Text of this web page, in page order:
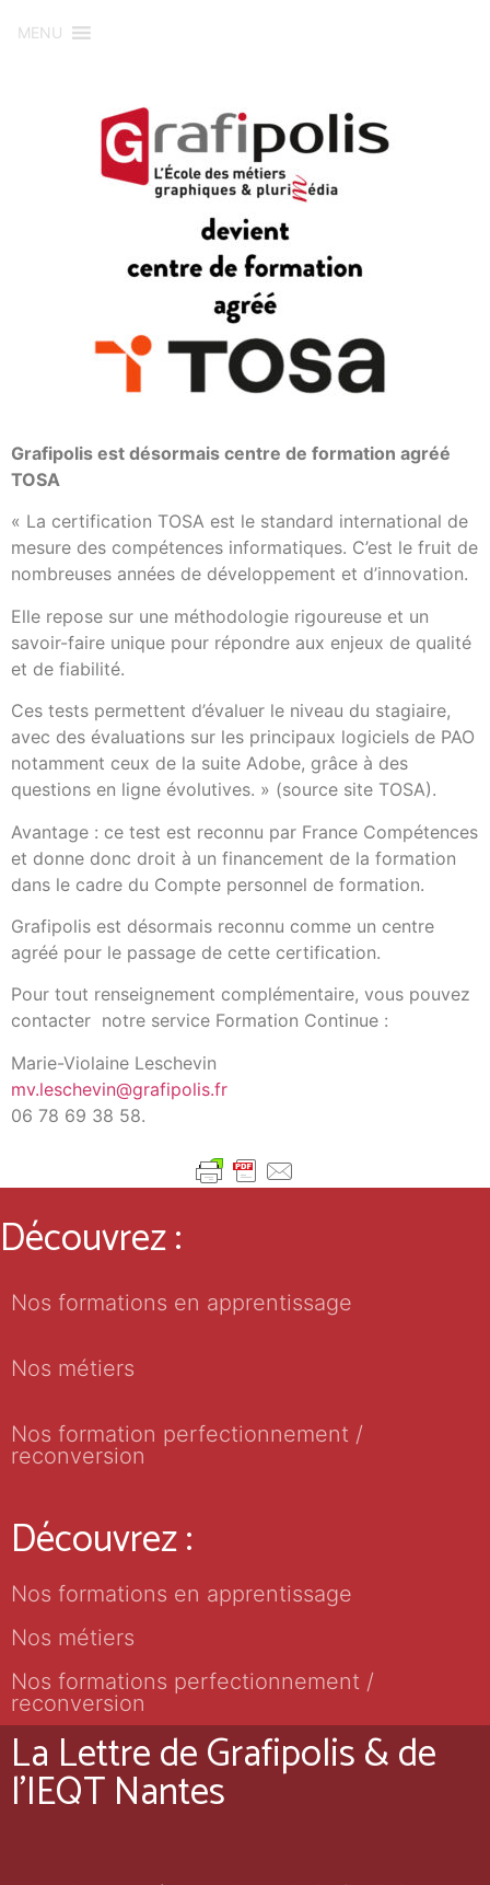
MENU
Grafipolis est désormais centre de formation agréé
TOSA
« La certification TOSA est le standard international de
mesure des compétences informatiques. C’est le fruit de
nombreuses années de développement et d’innovation.
Elle repose sur une méthodologie rigoureuse et un
savoir-faire unique pour répondre aux enjeux de qualité
et de fiabilité.
Ces tests permettent d’évaluer le niveau du stagiaire,
avec des évaluations sur les principaux logiciels de PAO
notamment ceux de la suite Adobe, grâce à des
questions en ligne évolutives. » (source site TOSA).
Avantage : ce test est reconnu par France Compétences
et donne donc droit à un financement de la formation
dans le cadre du Compte personnel de formation.
Grafipolis est désormais reconnu comme un centre
agréé pour le passage de cette certification.
Pour tout renseignement complémentaire, vous pouvez
contacter notre service Formation Continue :
Marie-Violaine Leschevin
mv.leschevin@grafipolis.fr
06 78 69 38 58.
Découvrez :
Nos formations en apprentissage
Nos métiers
Nos formation perfectionnement /
reconversion
Découvrez :
Nos formations en apprentissage
Nos métiers
Nos formations perfectionnement /
reconversion
La Lettre de Grafipolis & de
l'IEQT Nantes